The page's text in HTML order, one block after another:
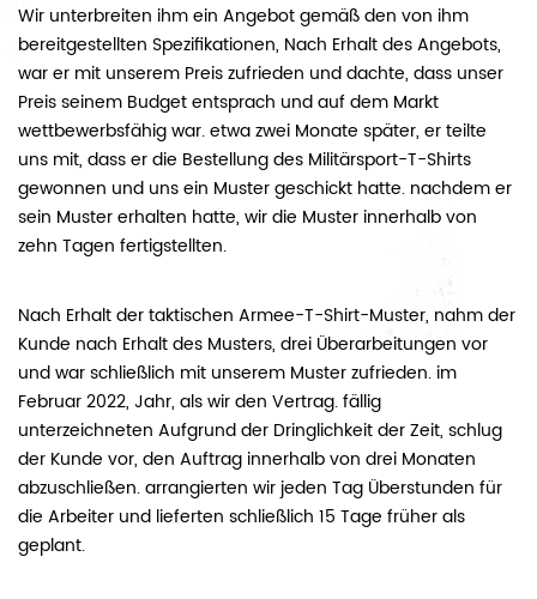
Wir unterbreiten ihm ein Angebot gemäß den von ihm
bereitgestellten Spezifikationen, Nach Erhalt des Angebots,
war er mit unserem Preis zufrieden und dachte, dass unser
Preis seinem Budget entsprach und auf dem Markt
wettbewerbsfähig war. etwa zwei Monate später, er teilte
uns mit, dass er die Bestellung des Militärsport-T-Shirts
gewonnen und uns ein Muster geschickt hatte. nachdem er
sein Muster erhalten hatte, wir die Muster innerhalb von
zehn Tagen fertigstellten.
Nach Erhalt der taktischen Armee-T-Shirt-Muster, nahm der
Kunde nach Erhalt des Musters, drei Überarbeitungen vor
und war schließlich mit unserem Muster zufrieden. im
Februar 2022, Jahr, als wir den Vertrag. fällig
unterzeichneten Aufgrund der Dringlichkeit der Zeit, schlug
der Kunde vor, den Auftrag innerhalb von drei Monaten
abzuschließen. arrangierten wir jeden Tag Überstunden für
die Arbeiter und lieferten schließlich 15 Tage früher als
geplant.